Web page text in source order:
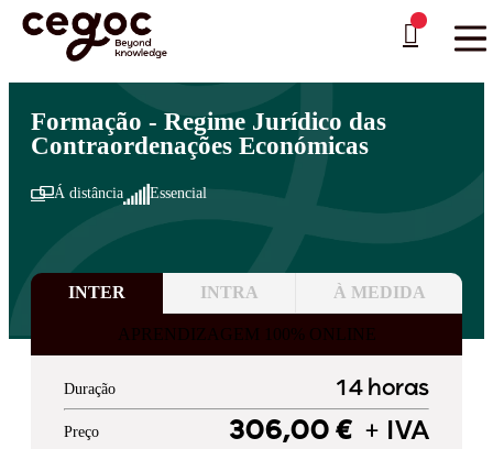
Skip to main content
Está aqui:Home >Áreas de Formação
Formação - Regime Jurídico das
Contraordenações Económicas
Á distância Essencial
INTER INTRA À MEDIDA
APRENDIZAGEM 100% ONLINE
Duração 14 horas
Preço 306,00 € + IVA